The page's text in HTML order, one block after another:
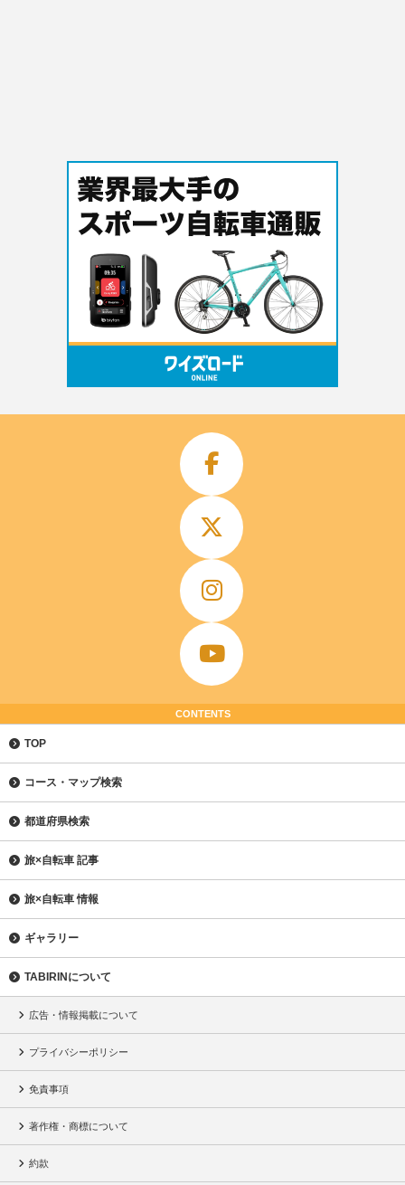
CONTENTS
TOP
コース・マップ検索
都道府県検索
旅×自転車 記事
旅×自転車 情報
ギャラリー
TABIRINについて
広告・情報掲載について
プライバシーポリシー
免責事項
著作権・商標について
約款